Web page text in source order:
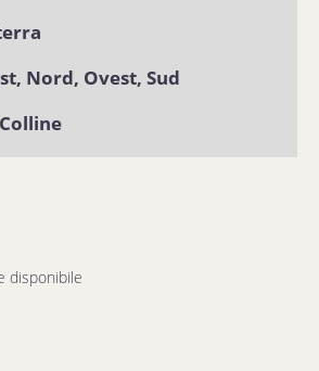
Nord, Ovest, Sud
disponibile